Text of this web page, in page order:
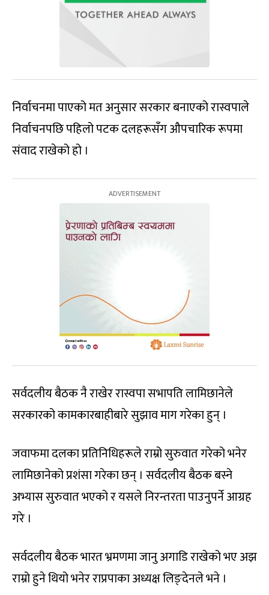
निर्वाचनमा पाएको मत अनुसार सरकार बनाएको रास्वपाले
निर्वाचनपछि पहिलो पटक दलहरूसँग औपचारिक रूपमा
संवाद राखेको हो ।
सर्वदलीय बैठक नै राखेर रास्वपा सभापति लामिछानेले
सरकारको कामकारबाहीबारे सुझाव माग गरेका हुन् ।
जवाफमा दलका प्रतिनिधिहरूले राम्रो सुरुवात गरेको भनेर
लामिछानेको प्रशंसा गरेका छन् । सर्वदलीय बैठक बस्ने
अभ्यास सुरुवात भएको र यसले निरन्तरता पाउनुपर्ने आग्रह
गरे ।
सर्वदलीय बैठक भारत भ्रमणमा जानु अगाडि राखेको भए अझ
राम्रो हुने थियो भनेर राप्रपाका अध्यक्ष लिङ्देनले भने ।